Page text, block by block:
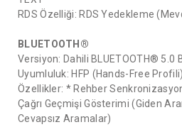
RDS Özelliği: RDS Yedekleme
BLUETOOTH®
Versiyon: Dahili BLUETOOTH® 5.0
Uyumluluk: HFP (Hands-Free Profili)
Özellikler: * Rehber
Çağrı Geçmişi Gösterimi (Giden
Cevapsız Aramalar)